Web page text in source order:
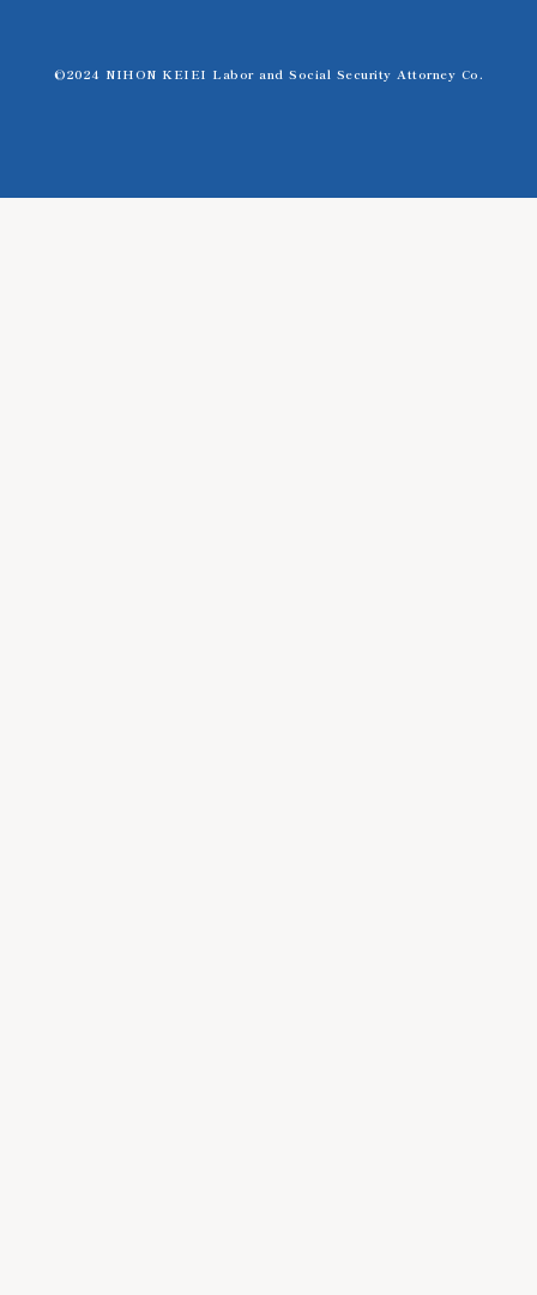
©️2024 NIHON KEIEI Labor and Social Security Attorney Co.